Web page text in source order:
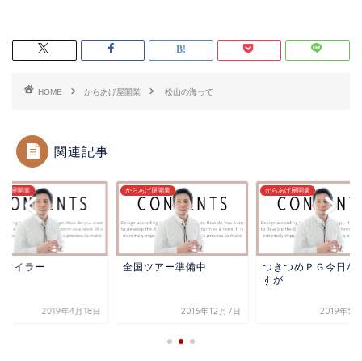
HOME からあげ屋開業 松山の海って
関連記事
げ屋開業
マイラー
2019年4月18日
からあげ屋開業
全国ツアー準備中
2016年12月7日
からあげ屋開業
つきつめＰＧ今日な
すが
2019年5